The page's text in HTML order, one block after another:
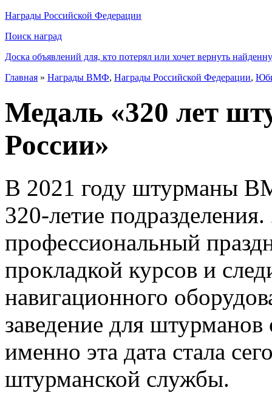
Награды Российской Федерации
Поиск наград
Доска объявлений для, кто потерял или хочет вернуть
Главная » Награды ВМФ, Награды Российской Федерации,
Медаль «320 лет
России»
В 2021 году штурманы
320-летие
профессиональный
прокладкой курсов и
навигационного
заведение для
именно эта дата стала
штурманской службы.